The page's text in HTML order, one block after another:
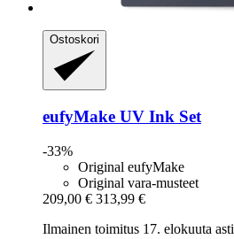
Ostoskori
eufyMake UV Ink Set
-33%
Original eufyMake
Original vara-musteet
209,00 € 313,99 €
Ilmainen toimitus 17. elokuuta asti